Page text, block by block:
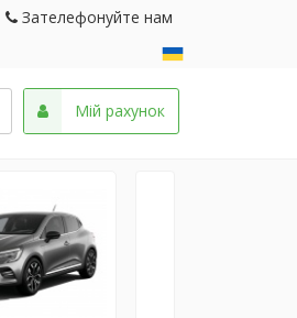
Зателефонуйте нам
Мій рахунок